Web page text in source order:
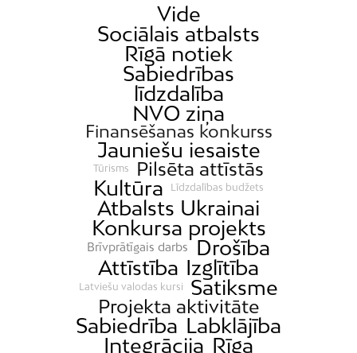
Vide
Sociālais atbalsts
Rīgā notiek
Sabiedrības
līdzdalība
NVO ziņa
Finansēšanas konkurss
Jauniešu iesaiste
Tūrisms Pilsēta attīstās
Kultūra Līdzdalības budžets
Atbalsts Ukrainai
Konkursa projekts
Brīvprātīgais darbs
Drošība
Attīstība Izglītība
Latviešu valodas kursi Satiksme
Projekta aktivitāte
Sabiedrība Labklājība
Integrācija Rīga